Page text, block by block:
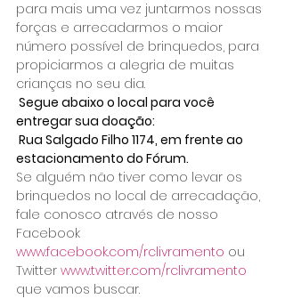
para mais uma vez juntarmos nossas
forças e arrecadarmos o maior
número possível de brinquedos, para
propiciarmos a alegria de muitas
crianças no seu dia.
Segue abaixo o local para você
entregar sua doação:
Rua Salgado Filho 1174, em frente ao
estacionamento do Fórum.
Se alguém não tiver como levar os
brinquedos no local de arrecadação,
fale conosco através de nosso
Facebook
www.facebook.com/rclivramento ou
Twitter www.twitter.com/rclivramento
que vamos buscar.